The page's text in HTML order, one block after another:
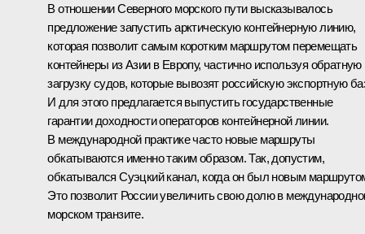
В отношении Северного морского пути высказывалось
предложение запустить арктическую контейнерную линию,
которая позволит самым коротким маршрутом перемещать
контейнеры из Азии в Европу, частично используя обратную
загрузку судов, которые вывозят российскую экспортную
И для этого предлагается выпустить государственные
гарантии доходности операторов контейнерной линии.
В международной практике часто новые маршруты
обкатываются именно таким образом. Так, допустим,
обкатывался Суэцкий канал, когда он был новым
Это позволит России увеличить свою долю в
морском транзите.